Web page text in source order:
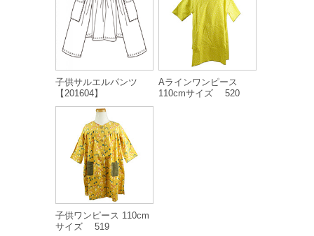
子供サルエルパンツ
【201604】
Aラインワンピース
110cmサイズ 520
子供ワンピース 110cm
サイズ 519